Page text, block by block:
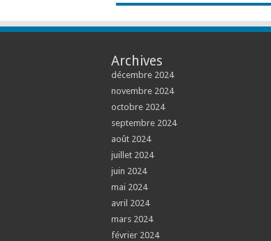
Archives
décembre 2024
novembre 2024
octobre 2024
septembre 2024
août 2024
juillet 2024
juin 2024
mai 2024
avril 2024
mars 2024
février 2024